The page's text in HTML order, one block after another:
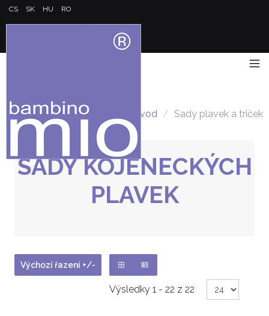
CS SK HU RO
Úvod / Sady plavek a triček
SADY KOJENECKÝCH
PLAVEK
Výchozí řazení +/-
Výsledky 1 - 22 z 22